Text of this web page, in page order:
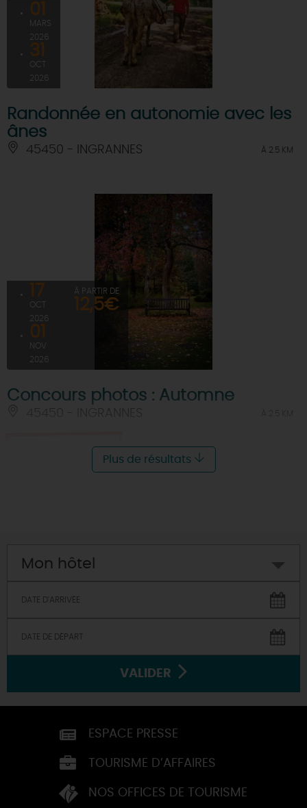
01
MARS
2026
31
OCT
2026
Randonnée en autonomie avec les
ânes
45450 - INGRANNES À 2.5 KM
17
OCT
2026
01
NOV
2026
À PARTIR DE
12,5€
Concours photos : Automne
Je réserve
Plus de résultats
Mon hôtel
VALIDER
ESPACE PRESSE
TOURISME D’AFFAIRES
NOS OFFICES DE TOURISME